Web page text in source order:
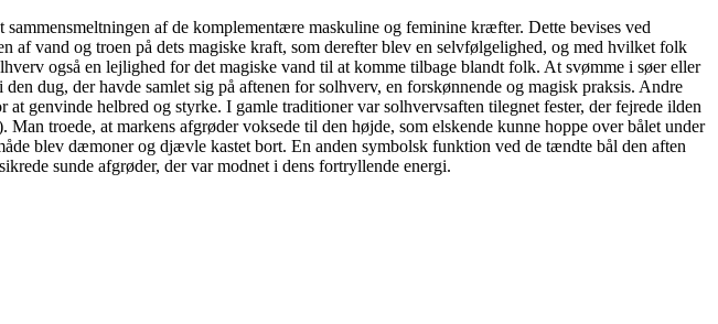
af de komplementære maskuline og feminine kræfter. Dette bevises ved
af vand og troen på dets magiske kraft, som derefter blev en selvfølgelighed, og med hvilket folk
også en lejlighed for det magiske vand til at komme tilbage blandt folk. At svømme i søer eller
dug, der havde samlet sig på aftenen for solhverv, en forskønnende og magisk praksis. Andre
genvinde helbred og styrke. I gamle traditioner var solhvervsaften tilegnet fester, der fejrede ilden
troede, at markens afgrøder voksede til den højde, som elskende kunne hoppe over bålet under
blev dæmoner og djævle kastet bort. En anden symbolsk funktion ved de tændte bål den aften
sunde afgrøder, der var modnet i dens fortryllende energi.